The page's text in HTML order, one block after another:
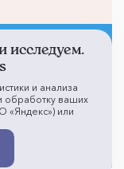
к
исследуем.
и анализа
обработку ваших
«Яндекс») или